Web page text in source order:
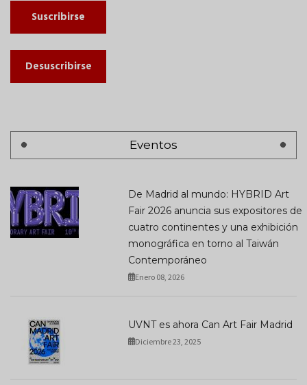
Suscribirse
Desuscribirse
Eventos
De Madrid al mundo: HYBRID Art
Fair 2026 anuncia sus expositores de
cuatro continentes y una exhibición
monográfica en torno al Taiwán
Contemporáneo
Enero 08, 2026
UVNT es ahora Can Art Fair Madrid
Diciembre 23, 2025